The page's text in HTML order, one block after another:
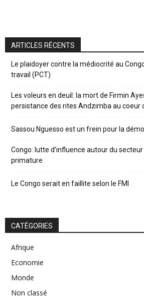
ARTICLES RÉCENTS
Le plaidoyer contre la médiocrité au
travail (PCT)
Les voleurs en deuil: la mort de Firmin
persistance des rites Andzimba au coeur
Sassou Nguesso est un frein pour la
Congo: lutte d’influence autour du
primature
Le Congo serait en faillite selon le FMI
CATÉGORIES
Afrique
Economie
Monde
Non classé